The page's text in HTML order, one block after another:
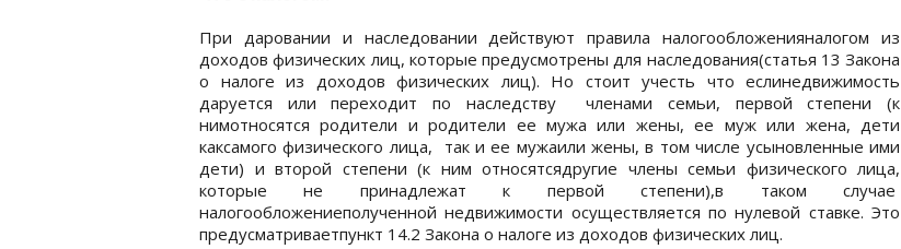
При даровании и наследовании действуют правила налогообложенияналогом из
доходов физических лиц, которые предусмотрены для наследования(статья 13 Закона
о налоге из доходов физических лиц). Но стоит учесть что еслинедвижимость
даруется или переходит по наследству членами семьи, первой степени (к
нимотносятся родители и родители ее мужа или жены, ее муж или жена, дети
каксамого физического лица, так и ее мужаили жены, в том числе усыновленные ими
дети) и второй степени (к ним относятсядругие члены семьи физического лица,
которые не принадлежат к первой степени),в таком случае
налогообложениеполученной недвижимости осуществляется по нулевой ставке. Это
предусматриваетпункт 14.2 Закона о налоге из доходов физических лиц.